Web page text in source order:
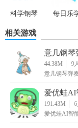
2. 分段练习：将复
演奏数据，找出问
【科学钢琴亮点】
1. 个性化学习计划
化的学习计划，确
科学钢琴 每日乐
相关游戏
意几钢琴
44.38M 9
意几钢琴弹
爱优蛙AI
191.43M 6
爱优蛙AI智